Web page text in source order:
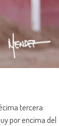
tercera
por encima del